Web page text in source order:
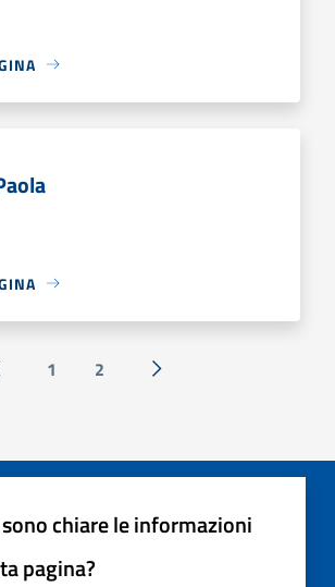
precedente
1 2 Successiva »
chiare le informazioni
pagina?